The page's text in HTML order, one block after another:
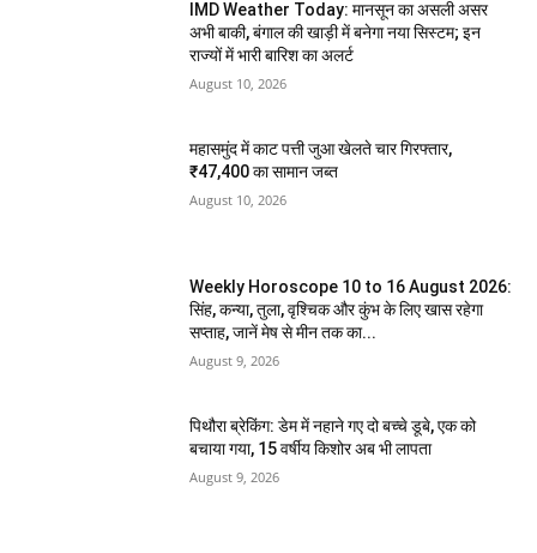
IMD Weather Today: मानसून का असली असर
अभी बाकी, बंगाल की खाड़ी में बनेगा नया सिस्टम; इन
राज्यों में भारी बारिश का अलर्ट
August 10, 2026
महासमुंद में काट पत्ती जुआ खेलते चार गिरफ्तार,
₹47,400 का सामान जब्त
August 10, 2026
Weekly Horoscope 10 to 16 August 2026:
सिंह, कन्या, तुला, वृश्चिक और कुंभ के लिए खास रहेगा
सप्ताह, जानें मेष से मीन तक का...
August 9, 2026
पिथौरा ब्रेकिंग: डेम में नहाने गए दो बच्चे डूबे, एक को
बचाया गया, 15 वर्षीय किशोर अब भी लापता
August 9, 2026